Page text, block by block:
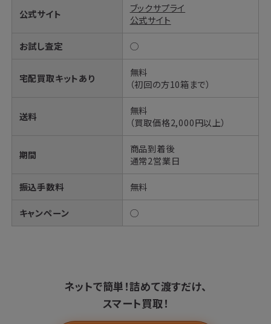
公式サイト
ブックサプライ
公式サイト
お試し査定 ◯
宅配買取キットあり
無料
（初回の方10箱まで）
送料
無料
（買取価格2,000円以上）
期間
商品到着後
通常2営業日
振込手数料 無料
キャンペーン ◯
ネットで簡単！詰めて渡すだけ、
スマート買取！